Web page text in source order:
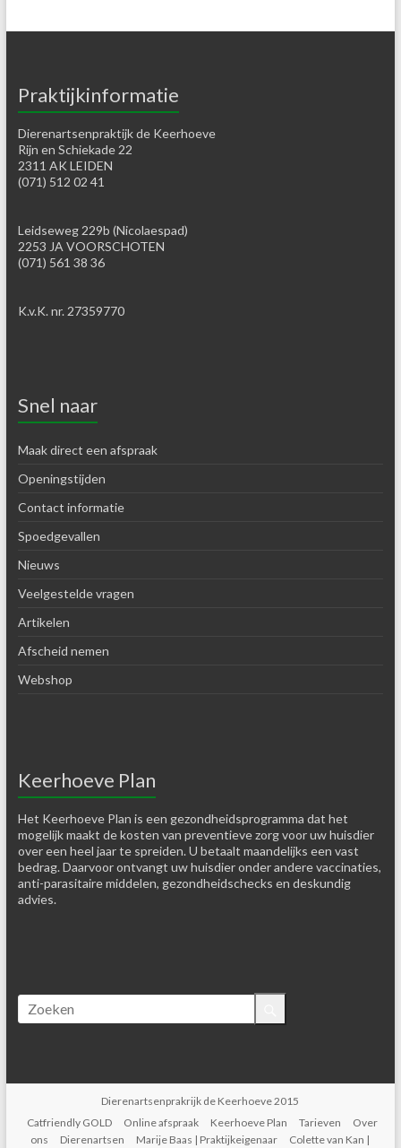
Praktijkinformatie
Dierenartsenpraktijk de Keerhoeve
Rijn en Schiekade 22
2311 AK LEIDEN
(071) 512 02 41
Leidseweg 229b (Nicolaespad)
2253 JA VOORSCHOTEN
(071) 561 38 36
K.v.K. nr. 27359770
Snel naar
Maak direct een afspraak
Openingstijden
Contact informatie
Spoedgevallen
Nieuws
Veelgestelde vragen
Artikelen
Afscheid nemen
Webshop
Keerhoeve Plan
Het Keerhoeve Plan is een gezondheidsprogramma dat het
mogelijk maakt de kosten van preventieve zorg voor uw huisdier
over een heel jaar te spreiden. U betaalt maandelijks een vast
bedrag. Daarvoor ontvangt uw huisdier onder andere vaccinaties,
anti-parasitaire middelen, gezondheidschecks en deskundig
advies.
Dierenartsenprakrijk de Keerhoeve 2015
Catfriendly GOLD
Online afspraak Keerhoeve Plan Tarieven
Over
ons
Dierenartsen Marije Baas | Praktijkeigenaar Colette van Kan |